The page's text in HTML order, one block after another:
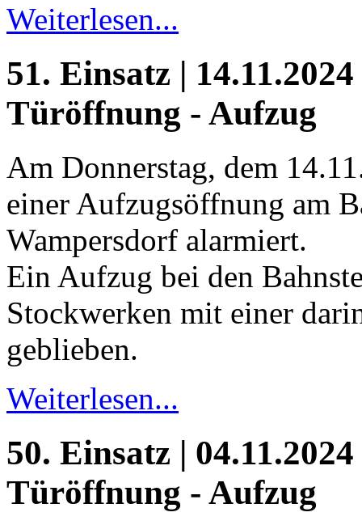
Weiterlesen...
51. Einsatz |
Türöffnung - Aufzug
Am Donnerstag, dem
einer Aufzugsöffnung am
Wampersdorf alarmiert.
Ein Aufzug bei den
Stockwerken mit einer
geblieben.
Weiterlesen...
50. Einsatz |
Türöffnung - Aufzug